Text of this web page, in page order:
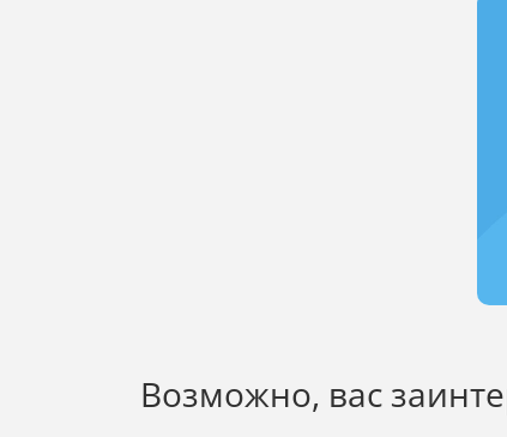
Возможно, вас